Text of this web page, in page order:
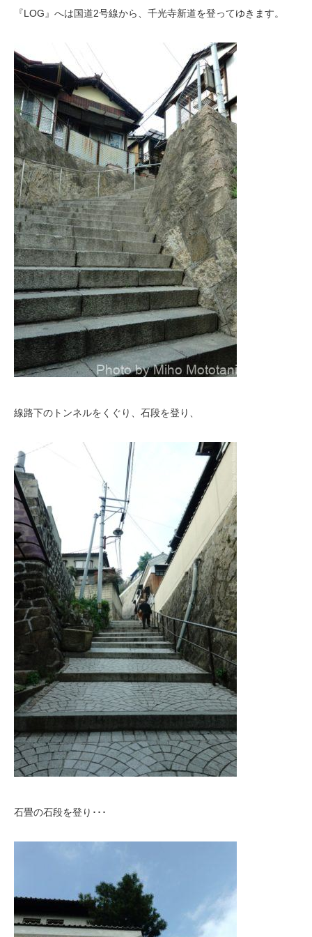
『LOG』へは国道2号線から、千光寺新道を登ってゆきます。
線路下のトンネルをくぐり、石段を登り、
石畳の石段を登り･･･